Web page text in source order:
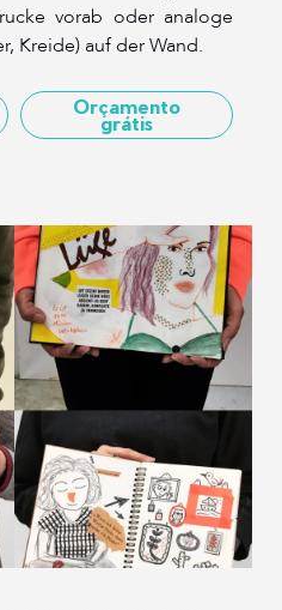
vorab oder analoge
Kreide) auf der Wand.
Orçamento
grátis